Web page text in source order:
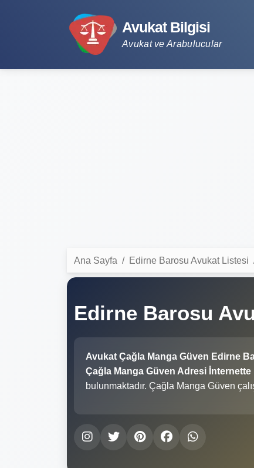
Avukat Bilgisi
Avukat ve Arabulucular
Ana Sayfa Edirne Barosu Avukat Listesi
Edirne Barosu
Avukat Çağla Manga Güven Edirne
Çağla Manga Güven Adresi İnternette
bulunmaktadır. Çağla Manga Güven